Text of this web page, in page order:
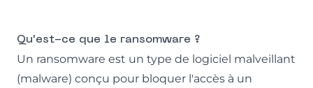
Qu'est-ce que le ransomware ?
Un ransomware est un type de logiciel malveillant
(malware) conçu pour bloquer l'accès à un